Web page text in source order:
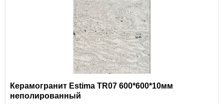
Керамогранит Estima TR07 600*600*10мм
неполированный